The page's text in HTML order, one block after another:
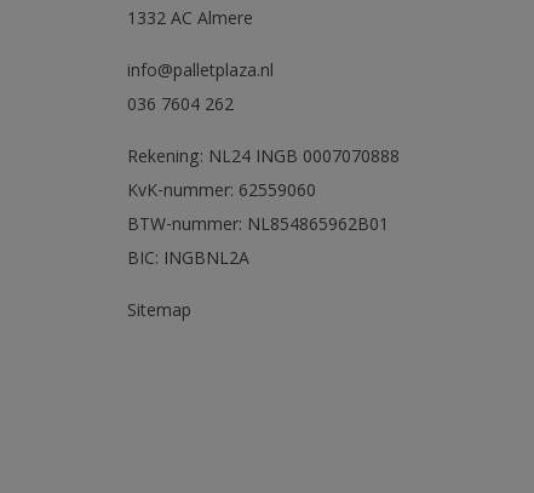
1332 AC Almere
info@palletplaza.nl
036 7604 262
Rekening: NL24 INGB 0007070888
KvK-nummer: 62559060
BTW-nummer: NL854865962B01
BIC: INGBNL2A
Sitemap